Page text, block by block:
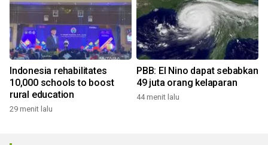
Indonesia rehabilitates
10,000 schools to boost
rural education
29 menit lalu
PBB: El Nino dapat sebabkan
49 juta orang kelaparan
44 menit lalu